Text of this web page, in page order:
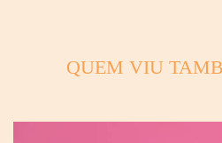
QUEM VIU